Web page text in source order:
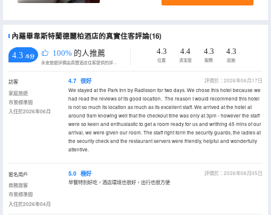
內羅畢韋斯特蘭德麗柏酒店的真實住客評論(16)
4.3 /5分 100% 的人推薦
永安旅遊評價由真實酒店住客提供的評價。
4.3
位置
4.4
清潔度
4.3
服務
4.3
設施
訪客
家庭旅遊
市景標準間
入住於2026年06月
4.7 很好
評價於：2026年06月17日
We stayed at the Park Inn by Radisson for two days. We chose this hotel because we
had read the reviews of its good location. The reason I would recommend this hotel
is not so much its location as much as its excellent staff. We arrived at the hotel at
around 9am knowing well that the checkout time was only at 3pm - however the staff
were so keen and enthusiastic to get a room ready for us and writhing 45 mins of our
arrival, we were given our room. The staff right form the security guards, the ladies at
the security check and the restaurant servers were friendly, helpful and wonderfully
attentive.
匿名用戶
商務旅客
市景標準間
入住於2026年04月
5.0 極好
評價於：2026年06月05日
早餐特別好吃，酒店環境也很好，出行也很方便